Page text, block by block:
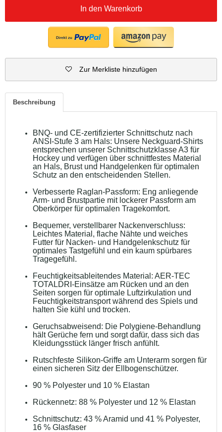
In den Warenkorb
Zur Merkliste hinzufügen
Beschreibung
BNQ- und CE-zertifizierter Schnittschutz nach
ANSI-Stufe 3 am Hals: Unsere Neckguard-Shirts
entsprechen unserer Schnittschutzklasse A3 für
Hockey und verfügen über schnittfestes Material
an Hals, Brust und Handgelenken für optimalen
Schutz an den entscheidenden Stellen.
Verbesserte Raglan-Passform: Eng anliegende
Arm- und Brustpartie mit lockerer Passform am
Oberkörper für optimalen Tragekomfort.
Bequemer, verstellbarer Nackenverschluss:
Leichtes Material, flache Nähte und weiches
Futter für Nacken- und Handgelenkschutz für
optimales Tastgefühl und ein kaum spürbares
Tragegefühl.
Feuchtigkeitsableitendes Material: AER-TEC
TOTALDRI-Einsätze am Rücken und an den
Seiten sorgen für optimale Luftzirkulation und
Feuchtigkeitstransport während des Spiels und
halten Sie kühl und trocken.
Geruchsabweisend: Die Polygiene-Behandlung
hält Gerüche fern und sorgt dafür, dass sich das
Kleidungsstück länger frisch anfühlt.
Rutschfeste Silikon-Griffe am Unterarm sorgen für
einen sicheren Sitz der Ellbogenschützer.
90 % Polyester und 10 % Elastan
Rückennetz: 88 % Polyester und 12 % Elastan
Schnittschutz: 43 % Aramid und 41 % Polyester,
16 % Glasfaser